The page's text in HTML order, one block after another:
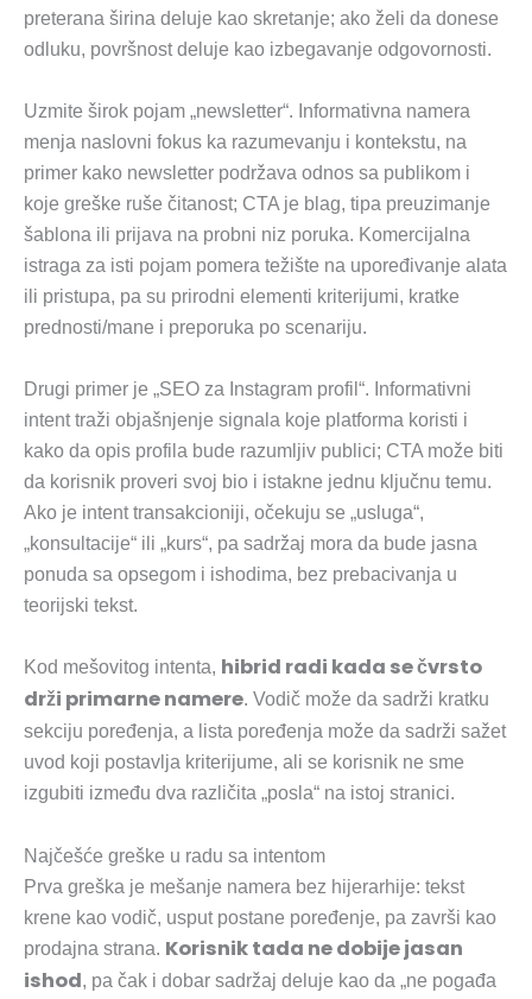
preterana širina deluje kao skretanje; ako želi da donese
odluku, površnost deluje kao izbegavanje odgovornosti.
Uzmite širok pojam „newsletter“. Informativna namera
menja naslovni fokus ka razumevanju i kontekstu, na
primer kako newsletter podržava odnos sa publikom i
koje greške ruše čitanost; CTA je blag, tipa preuzimanje
šablona ili prijava na probni niz poruka. Komercijalna
istraga za isti pojam pomera težište na upoređivanje alata
ili pristupa, pa su prirodni elementi kriterijumi, kratke
prednosti/mane i preporuka po scenariju.
Drugi primer je „SEO za Instagram profil“. Informativni
intent traži objašnjenje signala koje platforma koristi i
kako da opis profila bude razumljiv publici; CTA može biti
da korisnik proveri svoj bio i istakne jednu ključnu temu.
Ako je intent transakcioniji, očekuju se „usluga“,
„konsultacije“ ili „kurs“, pa sadržaj mora da bude jasna
ponuda sa opsegom i ishodima, bez prebacivanja u
teorijski tekst.
Kod mešovitog intenta, hibrid radi kada se čvrsto
drži primarne namere. Vodič može da sadrži kratku
sekciju poređenja, a lista poređenja može da sadrži sažet
uvod koji postavlja kriterijume, ali se korisnik ne sme
izgubiti između dva različita „posla“ na istoj stranici.
Najčešće greške u radu sa intentom
Prva greška je mešanje namera bez hijerarhije: tekst
krene kao vodič, usput postane poređenje, pa završi kao
prodajna strana. Korisnik tada ne dobije jasan
ishod , pa čak i dobar sadržaj deluje kao da „ne pogađa